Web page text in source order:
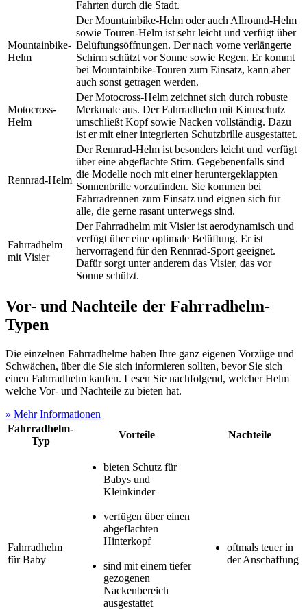
Fahrten durch die Stadt.
Mountainbike-
Helm
Der Mountainbike-Helm oder auch Allround-Helm
sowie Touren-Helm ist sehr leicht und verfügt über
Belüftungsöffnungen. Der nach vorne verlängerte
Schirm schützt vor Sonne sowie Regen. Er kommt
bei Mountainbike-Touren zum Einsatz, kann aber
auch sonst getragen werden.
Motocross-
Helm
Der Motocross-Helm zeichnet sich durch robuste
Merkmale aus. Der Fahrradhelm mit Kinnschutz
umschließt Kopf sowie Nacken vollständig. Dazu
ist er mit einer integrierten Schutzbrille ausgestattet.
Rennrad-Helm
Der Rennrad-Helm ist besonders leicht und verfügt
über eine abgeflachte Stirn. Gegebenenfalls sind
die Modelle noch mit einer heruntergeklappten
Sonnenbrille vorzufinden. Sie kommen bei
Fahrradrennen zum Einsatz und eignen sich für
alle, die gerne rasant unterwegs sind.
Fahrradhelm
mit Visier
Der Fahrradhelm mit Visier ist aerodynamisch und
verfügt über eine optimale Belüftung. Er ist
hervorragend für den Rennrad-Sport geeignet.
Dafür sorgt unter anderem das Visier, das vor
Sonne schützt.
Vor- und Nachteile der Fahrradhelm-
Typen
Die einzelnen Fahrradhelme haben Ihre ganz eigenen Vorzüge und
Schwächen, über die Sie sich informieren sollten, bevor Sie sich
einen Fahrradhelm kaufen. Lesen Sie nachfolgend, welcher Helm
welche Vor- und Nachteile zu bieten hat.
» Mehr Informationen
Fahrradhelm-
Typ
Vorteile Nachteile
Fahrradhelm
für Baby
bieten Schutz für
Babys und
Kleinkinder
verfügen über einen
abgeflachten
Hinterkopf
sind mit einem tiefer
gezogenen
Nackenbereich
ausgestattet
oftmals teuer in
der Anschaffung